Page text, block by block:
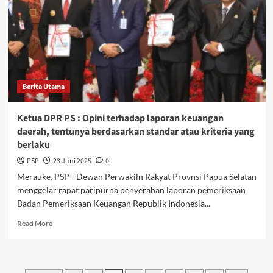
Hadir
Kembali
Berita Utama
Ketua DPR PS : Opini terhadap laporan keuangan
daerah, tentunya berdasarkan standar atau kriteria yang
berlaku
PSP 23 Juni 2025
0
Merauke, PSP - Dewan Perwakiln Rakyat Provnsi Papua Selatan
menggelar rapat paripurna penyerahan laporan pemeriksaan
Badan Pemeriksaan Keuangan Republik Indonesia...
Read MoreRead
DPR